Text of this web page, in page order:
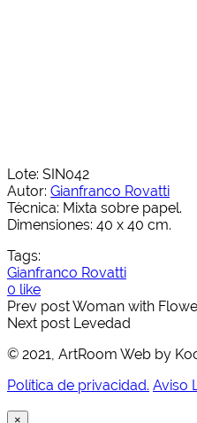
Lote: SIN042
Autor: Gianfranco Rovatti
Técnica: Mixta sobre papel.
Dimensiones: 40 x 40 cm.
Tags:
Gianfranco Rovatti
0 like
Prev postWoman with
Next post Levedad
© 2021, ArtRoom Web by
Política de privacidad. Aviso
×